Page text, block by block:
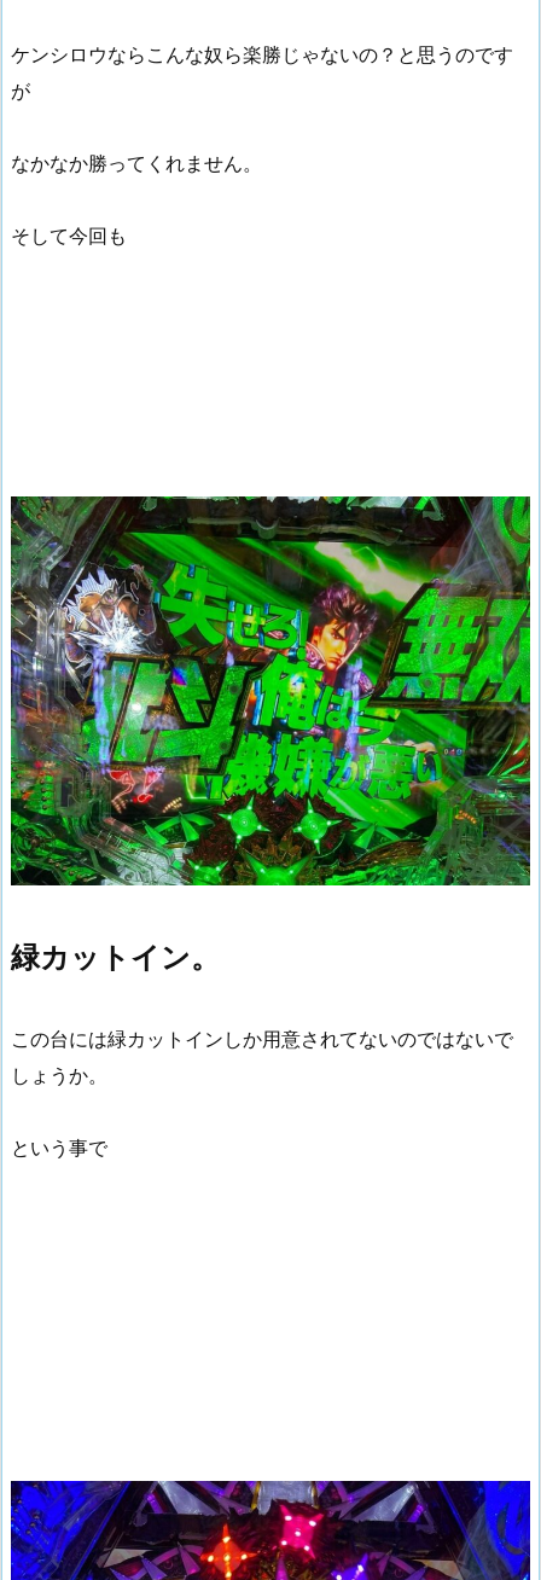
ケンシロウならこんな奴ら楽勝じゃないの？と思うのです
が
なかなか勝ってくれません。
そして今回も
緑カットイン。
この台には緑カットインしか用意されてないのではないで
しょうか。
という事で